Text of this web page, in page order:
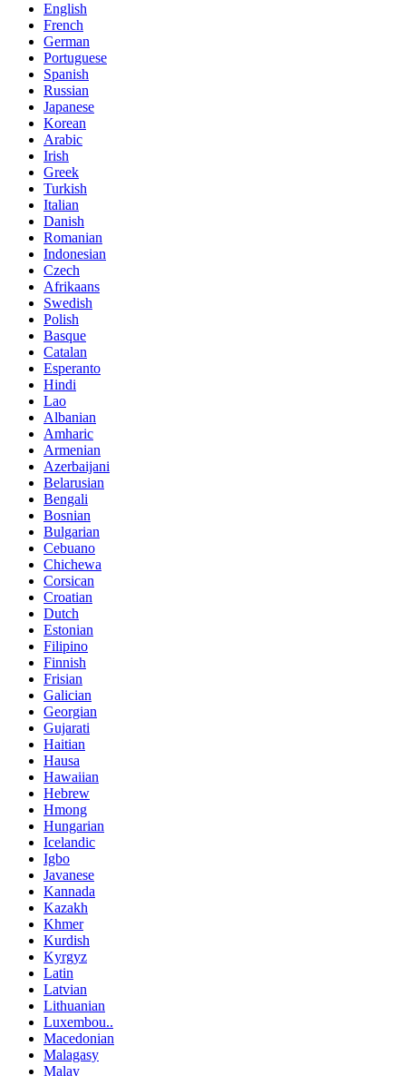
English
French
German
Portuguese
Spanish
Russian
Japanese
Korean
Arabic
Irish
Greek
Turkish
Italian
Danish
Romanian
Indonesian
Czech
Afrikaans
Swedish
Polish
Basque
Catalan
Esperanto
Hindi
Lao
Albanian
Amharic
Armenian
Azerbaijani
Belarusian
Bengali
Bosnian
Bulgarian
Cebuano
Chichewa
Corsican
Croatian
Dutch
Estonian
Filipino
Finnish
Frisian
Galician
Georgian
Gujarati
Haitian
Hausa
Hawaiian
Hebrew
Hmong
Hungarian
Icelandic
Igbo
Javanese
Kannada
Kazakh
Khmer
Kurdish
Kyrgyz
Latin
Latvian
Lithuanian
Luxembou..
Macedonian
Malagasy
Malay